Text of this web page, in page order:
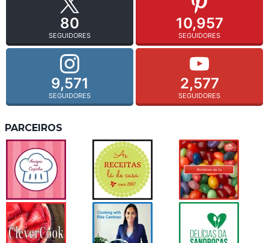
80
SEGUIDORES
10,957
SEGUIDORES
9,571
SEGUIDORES
2,577
SEGUIDORES
PARCEIROS